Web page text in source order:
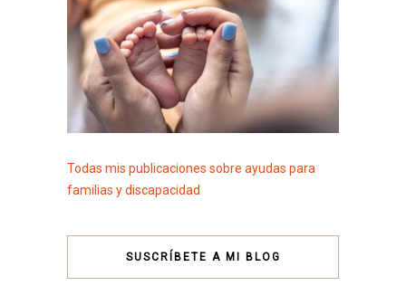
Todas mis publicaciones sobre ayudas para
familias y discapacidad
SUSCRÍBETE A MI BLOG